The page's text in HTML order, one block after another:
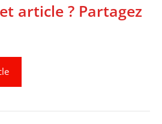
article ? Partagez